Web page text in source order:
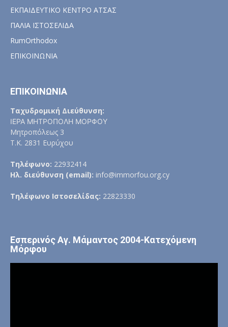
ΕΚΠΑΙΔΕΥΤΙΚΟ ΚΕΝΤΡΟ ΑΤΣΑΣ
ΠΑΛΙΑ ΙΣΤΟΣΕΛΙΔΑ
RumOrthodox
ΕΠΙΚΟΙΝΩΝΙΑ
ΕΠΙΚΟΙΝΩΝΙΑ
Ταχυδρομική Διεύθυνση:
ΙΕΡΑ ΜΗΤΡΟΠΟΛΗ ΜΟΡΦΟΥ
Μητροπόλεως 3
Τ.Κ. 2831 Ευρύχου
Τηλέφωνο: 22932414
Ηλ. διεύθυνση (email): info@immorfou.org.cy
Τηλέφωνο Ιστοσελίδας: 22823330
Εσπερινός Αγ. Μάμαντος 2004-Κατεχόμενη
Μόρφου